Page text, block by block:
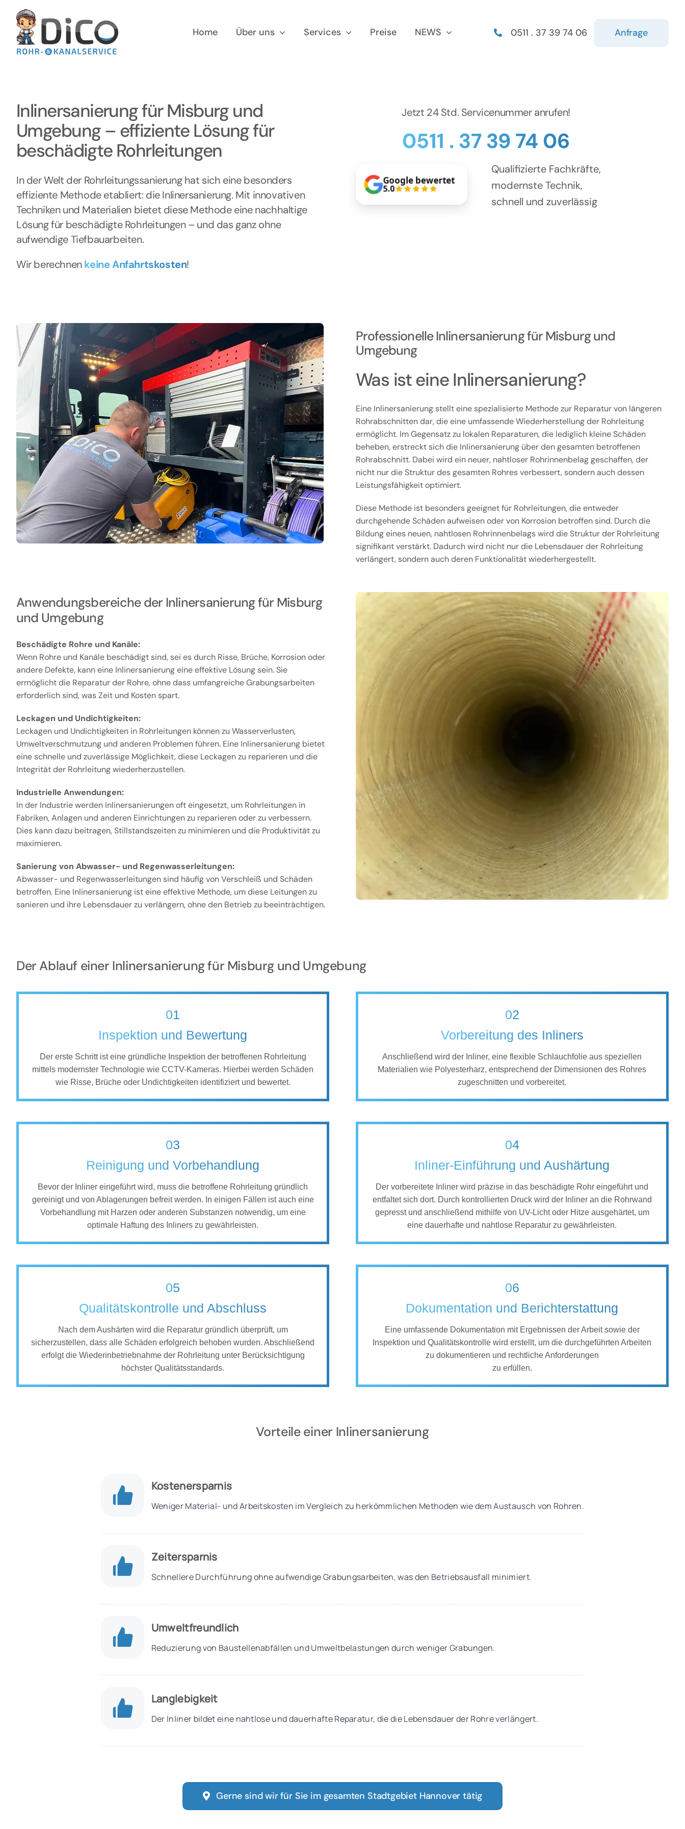
Inhalt
springen
Home Über uns Services Preise NEWS 0511 . 37 39 74 06 Anfrage
Inlinersanierung für Misburg und
Umgebung – effiziente Lösung für
beschädigte Rohrleitungen
In der Welt der Rohrleitungssanierung hat sich eine besonders
effiziente Methode etabliert: die Inlinersanierung. Mit innovativen
Techniken und Materialien bietet diese Methode eine nachhaltige
Lösung für beschädigte Rohrleitungen – und das ganz ohne
aufwendige Tiefbauarbeiten.
Wir berechnenkeine Anfahrtskosten!
Jetzt 24 Std. Servicenummer anrufen!
0511 . 37 39 74 06
Google bewertet
5.0
Qualifizierte Fachkräfte,
modernste Technik,
schnell und zuverlässig
Professionelle Inlinersanierung für Misburg und
Umgebung
Was ist eine Inlinersanierung?
Eine Inlinersanierung stellt eine spezialisierte Methode zur Reparatur von längeren
Rohrabschnitten dar, die eine umfassende Wiederherstellung der Rohrleitung
ermöglicht. Im Gegensatz zu lokalen Reparaturen, die lediglich kleine Schäden
beheben, erstreckt sich die Inlinersanierung über den gesamten betroffenen
Rohrabschnitt. Dabei wird ein neuer, nahtloser Rohrinnenbelag geschaffen, der
nicht nur die Struktur des gesamten Rohres verbessert, sondern auch dessen
Leistungsfähigkeit optimiert.
Diese Methode ist besonders geeignet für Rohrleitungen, die entweder
durchgehende Schäden aufweisen oder von Korrosion betroffen sind. Durch die
Bildung eines neuen, nahtlosen Rohrinnenbelags wird die Struktur der Rohrleitung
signifikant verstärkt. Dadurch wird nicht nur die Lebensdauer der Rohrleitung
verlängert, sondern auch deren Funktionalität wiederhergestellt.
Anwendungsbereiche der Inlinersanierung für Misburg
und Umgebung
Beschädigte Rohre und Kanäle:
Wenn Rohre und Kanäle beschädigt sind, sei es durch Risse, Brüche, Korrosion oder
andere Defekte, kann eine Inlinersanierung eine effektive Lösung sein. Sie
ermöglicht die Reparatur der Rohre, ohne dass umfangreiche Grabungsarbeiten
erforderlich sind, was Zeit und Kosten spart.
Leckagen und Undichtigkeiten:
Leckagen und Undichtigkeiten in Rohrleitungen können zu Wasserverlusten,
Umweltverschmutzung und anderen Problemen führen. Eine Inlinersanierung bietet
eine schnelle und zuverlässige Möglichkeit, diese Leckagen zu reparieren und die
Integrität der Rohrleitung wiederherzustellen.
Industrielle Anwendungen:
In der Industrie werden Inlinersanierungen oft eingesetzt, um Rohrleitungen in
Fabriken, Anlagen und anderen Einrichtungen zu reparieren oder zu verbessern.
Dies kann dazu beitragen, Stillstandszeiten zu minimieren und die Produktivität zu
maximieren.
Sanierung von Abwasser- und Regenwasserleitungen:
Abwasser- und Regenwasserleitungen sind häufig von Verschleiß und Schäden
betroffen. Eine Inlinersanierung ist eine effektive Methode, um diese Leitungen zu
sanieren und ihre Lebensdauer zu verlängern, ohne den Betrieb zu beeinträchtigen.
Der Ablauf einer Inlinersanierung für Misburg und Umgebung
01
Inspektion und Bewertung
Der erste Schritt ist eine gründliche Inspektion der betroffenen Rohrleitung
mittels modernster Technologie wie CCTV-Kameras. Hierbei werden Schäden
wie Risse, Brüche oder Undichtigkeiten identifiziert und bewertet.
02
Vorbereitung des Inliners
Anschließend wird der Inliner, eine flexible Schlauchfolie aus speziellen
Materialien wie Polyesterharz, entsprechend der Dimensionen des Rohres
zugeschnitten und vorbereitet.
03
Reinigung und Vorbehandlung
Bevor der Inliner eingeführt wird, muss die betroffene Rohrleitung gründlich
gereinigt und von Ablagerungen befreit werden. In einigen Fällen ist auch eine
Vorbehandlung mit Harzen oder anderen Substanzen notwendig, um eine
optimale Haftung des Inliners zu gewährleisten.
04
Inliner-Einführung und Aushärtung
Der vorbereitete Inliner wird präzise in das beschädigte Rohr eingeführt und
entfaltet sich dort. Durch kontrollierten Druck wird der Inliner an die Rohrwand
gepresst und anschließend mithilfe von UV-Licht oder Hitze ausgehärtet, um
eine dauerhafte und nahtlose Reparatur zu gewährleisten.
05
Qualitätskontrolle und Abschluss
Nach dem Aushärten wird die Reparatur gründlich überprüft, um
sicherzustellen, dass alle Schäden erfolgreich behoben wurden. Abschließend
erfolgt die Wiederinbetriebnahme der Rohrleitung unter Berücksichtigung
höchster Qualitätsstandards.
06
Dokumentation und Berichterstattung
Eine umfassende Dokumentation mit Ergebnissen der Arbeit sowie der
Inspektion und Qualitätskontrolle wird erstellt, um die durchgeführten Arbeiten
zu dokumentieren und rechtliche Anforderungen
zu erfüllen.
Vorteile einer Inlinersanierung
Kostenersparnis
Weniger Material- und Arbeitskosten im Vergleich zu herkömmlichen Methoden wie dem Austausch von Rohren.
Zeitersparnis
Schnellere Durchführung ohne aufwendige Grabungsarbeiten, was den Betriebsausfall minimiert.
Umweltfreundlich
Reduzierung von Baustellenabfällen und Umweltbelastungen durch weniger Grabungen.
Langlebigkeit
Der Inliner bildet eine nahtlose und dauerhafte Reparatur, die die Lebensdauer der Rohre verlängert.
Gerne sind wir für Sie im gesamten Stadtgebiet Hannover tätig